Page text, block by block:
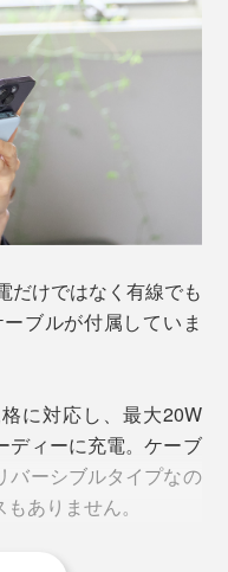
い高耐久構造で、安全性を徹底
行われた試験ですので、真似は
のは、安全性だけでは
寿命も長い！
のに対し、準固体
地や酷暑の中でも、
トの強度、デバイス
もすべての条件をクリ
非対応のiPhoneは最
対応）
非対応のiPhoneは
ットを使用し、スマホ
自動で固定。
だけではなく有線でも
ブルが付属していま
に対応し、最大20W
ディーに充電。ケーブ
バーシブルタイプなの
ありません。